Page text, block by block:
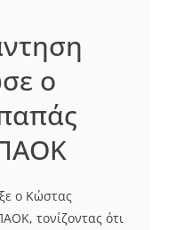
ο
ο Κώστας
τονίζοντας ότι